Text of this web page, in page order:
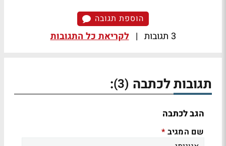
הוספת תגובה
3 תגובות | לקריאת כל התגובות
תגובות לכתבה (3)
:
הגב לכתבה
שם המגיב *